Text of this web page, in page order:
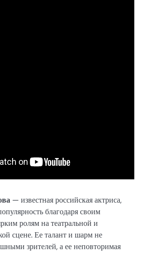
— известная российская актриса,
благодаря своим
ролям на театральной и
сцене. Ее талант и шарм не
зрителей, а ее неповторимая